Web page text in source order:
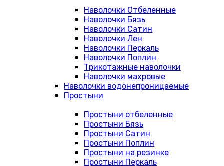
Наволочки Отбеленные
Наволочки Бязь
Наволочки Сатин
Наволочки Лен
Наволочки Перкаль
Наволочки Поплин
Трикотажные наволочки
Наволочки махровые
Наволочки водонепроницаемые
Простыни
Простыни отбеленные
Простыни Бязь
Простыни Сатин
Простыни Поплин
Простыни на резинке
Простыни Перкаль